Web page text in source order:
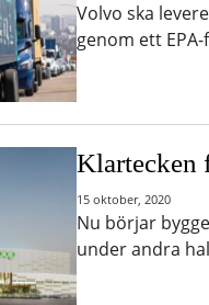
Volvo ska
genom ett
Klartecken
15 oktober, 2020
Nu börjar
under andra